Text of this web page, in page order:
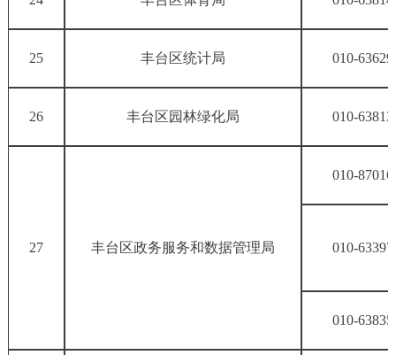
25 丰台区统计局 010-
26 丰台区园林绿化局 010-
27 丰台区政务服务和数据管理局
010-
010-
010-